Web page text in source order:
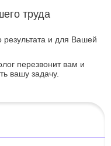
труда
результата и для Вашей
перезвонит вам и
вашу задачу.